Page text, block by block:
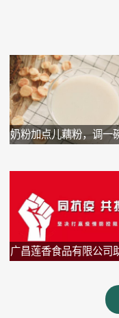
奶粉加点儿藕粉，调一
广昌莲香食品有限公司